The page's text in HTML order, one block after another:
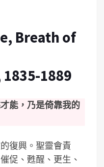
Breath of
1889
能，乃是倚靠我的
復興。聖靈會責
促、甦醒、更生、